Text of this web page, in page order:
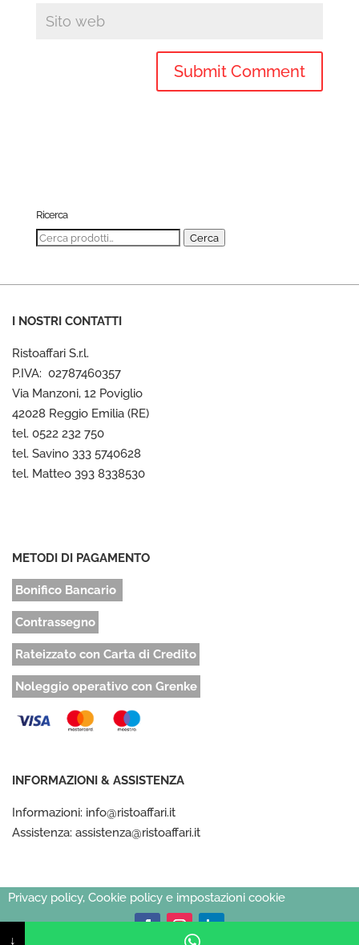
Ricerca
Cerca: Cerca
I NOSTRI CONTATTI
Ristoaffari S.r.l.
P.IVA: 02787460357
Via Manzoni, 12 Poviglio
42028 Reggio Emilia (RE)
tel. 0522 232 750
tel. Savino 333 5740628
tel. Matteo 393 8338530
METODI DI PAGAMENTO
Bonifico Bancario
Contrassegno
Rateizzato con Carta di Credito
Noleggio operativo con Grenke
INFORMAZIONI & ASSISTENZA
Informazioni: info@ristoaffari.it
Assistenza: assistenza@ristoaffari.it
Privacy policy, Cookie policy e impostazioni cookie
↓